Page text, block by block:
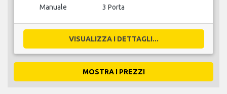
Manuale 3 Porta
VISUALIZZA I DETTAGLI...
MOSTRA I PREZZI